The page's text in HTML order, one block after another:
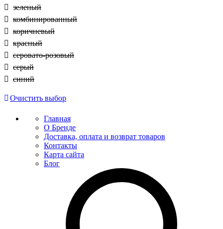
зеленый
комбинированный
коричневый
красный
серовато-розовый
серый
синий
Очистить выбор
Главная
О Бренде
Доставка, оплата и возврат товаров
Контакты
Карта сайта
Блог